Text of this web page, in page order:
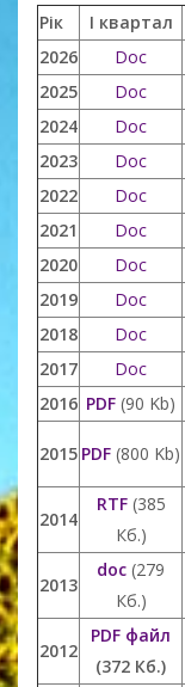
Рік I квартал
2026
Doc
2025
Doc
2024
Doc
2023
Doc
2022
Doc
2021
Doc
2020
Doc
2019
Doc
2018
Doc
2017
Doc
2016 PDF (90 Kb)
2015 PDF (800 Kb)
2014
RTF (385
Кб.)
2013
doc (279
Кб.)
2012
PDF файл
(372 Кб.)